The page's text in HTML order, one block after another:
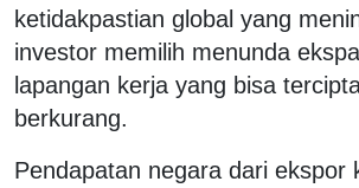
ketidakpastian global yang
investor memilih menunda
lapangan kerja yang bisa
berkurang.
Pendapatan negara dari ekspor